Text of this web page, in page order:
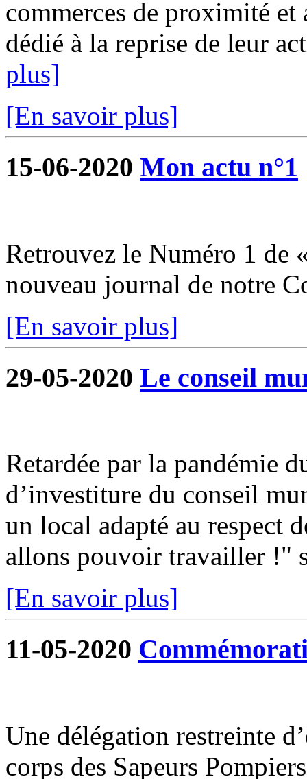
commerces de proximité
dédié à la reprise de leur
plus]
[En savoir plus]
15-06-2020 Mon actu n°1
Retrouvez le Numéro 1 de
nouveau journal de notre
[En savoir plus]
29-05-2020 Le conseil
Retardée par la pandémie
d’investiture du conseil
un local adapté au respect
allons pouvoir travailler !"
[En savoir plus]
11-05-2020
Une délégation restreinte
corps des Sapeurs